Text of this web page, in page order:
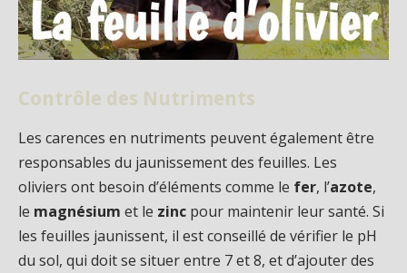
Contrôle des Nutriments
Les carences en nutriments peuvent également être
responsables du jaunissement des feuilles. Les
oliviers ont besoin d’éléments comme le fer, l’azote,
le magnésium et le zinc pour maintenir leur santé. Si
les feuilles jaunissent, il est conseillé de vérifier le pH
du sol, qui doit se situer entre 7 et 8, et d’ajouter des